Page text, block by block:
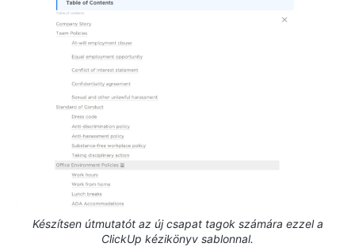
Készítsen útmutatót az új csapat tagok számára ezzel a
ClickUp kézikönyv sablonnal.